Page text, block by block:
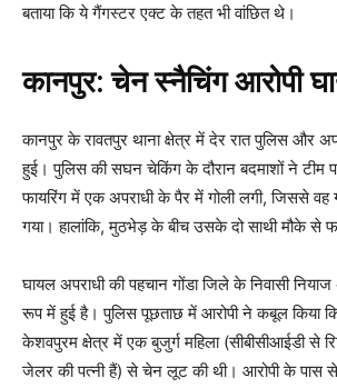
बताया कि ये गैंगस्टर एक्ट के तहत भी वांछित थे।
कानपुर: चेन स्नैचिंग आरोपी
कानपुर के रावतपुर थाना क्षेत्र में देर रात पुलिस और
हुई। पुलिस की सघन चेकिंग के दौरान बदमाशों ने टीम
फायरिंग में एक अपराधी के पैर में गोली लगी, जिससे वह
गया। हालांकि, मुठभेड़ के बीच उसके दो साथी मौके से
घायल अपराधी की पहचान गोंडा जिले के निवासी
रूप में हुई है। पुलिस पूछताछ में आरोपी ने कबूल किया
केशवपुरम क्षेत्र में एक बुजुर्ग महिला (सीबीसीआईडी से
जेलर की पत्नी हैं) से चेन लूट की थी। आरोपी के पास